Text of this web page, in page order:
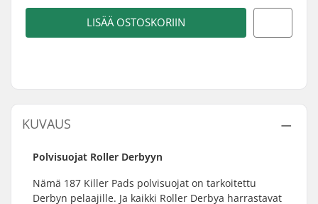
LISÄÄ OSTOSKORIIN
KUVAUS
Polvisuojat Roller Derbyyn
Nämä 187 Killer Pads polvisuojat on tarkoitettu
Derbyn pelaajille. Ja kaikki Roller Derbya harrastavat